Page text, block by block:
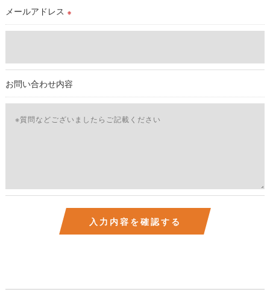
個人情報の開示･訂正･削除・利用停止の具体的手続きにつきま
しては、お電話でお問合せ下さい。v
メールアドレス ※
お問い合わせ内容